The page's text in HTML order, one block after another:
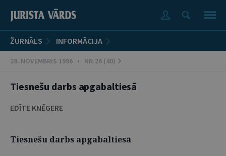
ŽURNĀLS INFORMĀCIJA
28. NOVEMBRIS 1996 • NR.26 (40)
Tiesnešu darbs apgabaltiesā
EDĪTE KNĒGERE
Tiesnešu darbs apgabaltiesā